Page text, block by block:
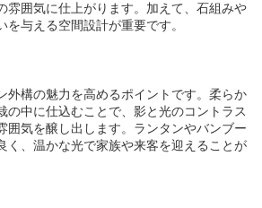
雰囲気に仕上がります。加えて、石組みや
与える空間設計が重要です。
外構の魅力を高めるポイントです。柔らか
の中に仕込むことで、影と光のコントラス
囲気を醸し出します。ランタンやバンブー
く、温かな光で家族や来客を迎えることが